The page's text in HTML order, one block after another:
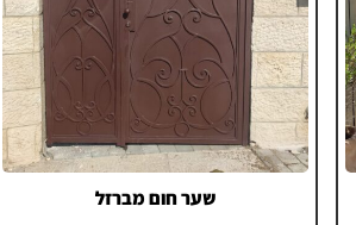
שער חום מברזל